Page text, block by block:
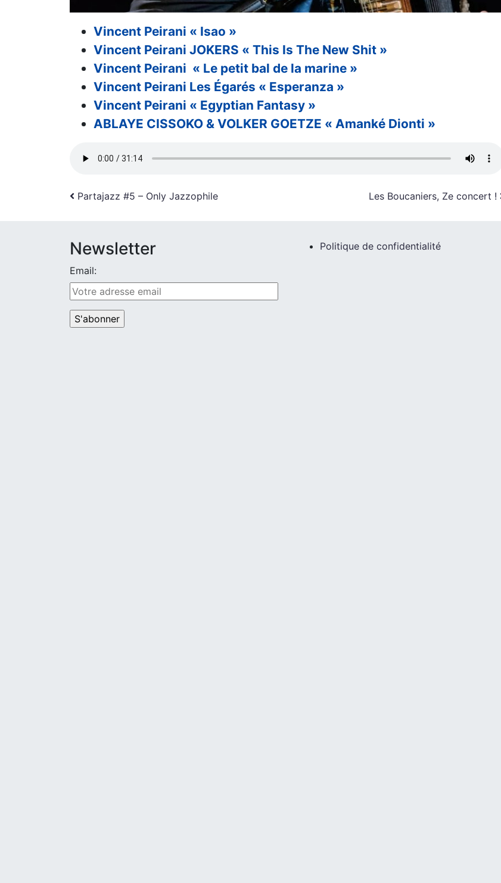
Vincent Peirani « Isao »
Vincent Peirani JOKERS « This Is The New Shit »
Vincent Peirani « Le petit bal de la marine »
Vincent Peirani Les Égarés « Esperanza »
Vincent Peirani « Egyptian Fantasy »
ABLAYE CISSOKO & VOLKER GOETZE « Amanké Dionti »
Navigation
Partajazz #5 – Only Jazzophile Les Boucaniers, Ze concert !
Newsletter
Email:
Politique de confidentialité